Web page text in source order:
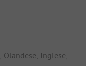
Inglese,